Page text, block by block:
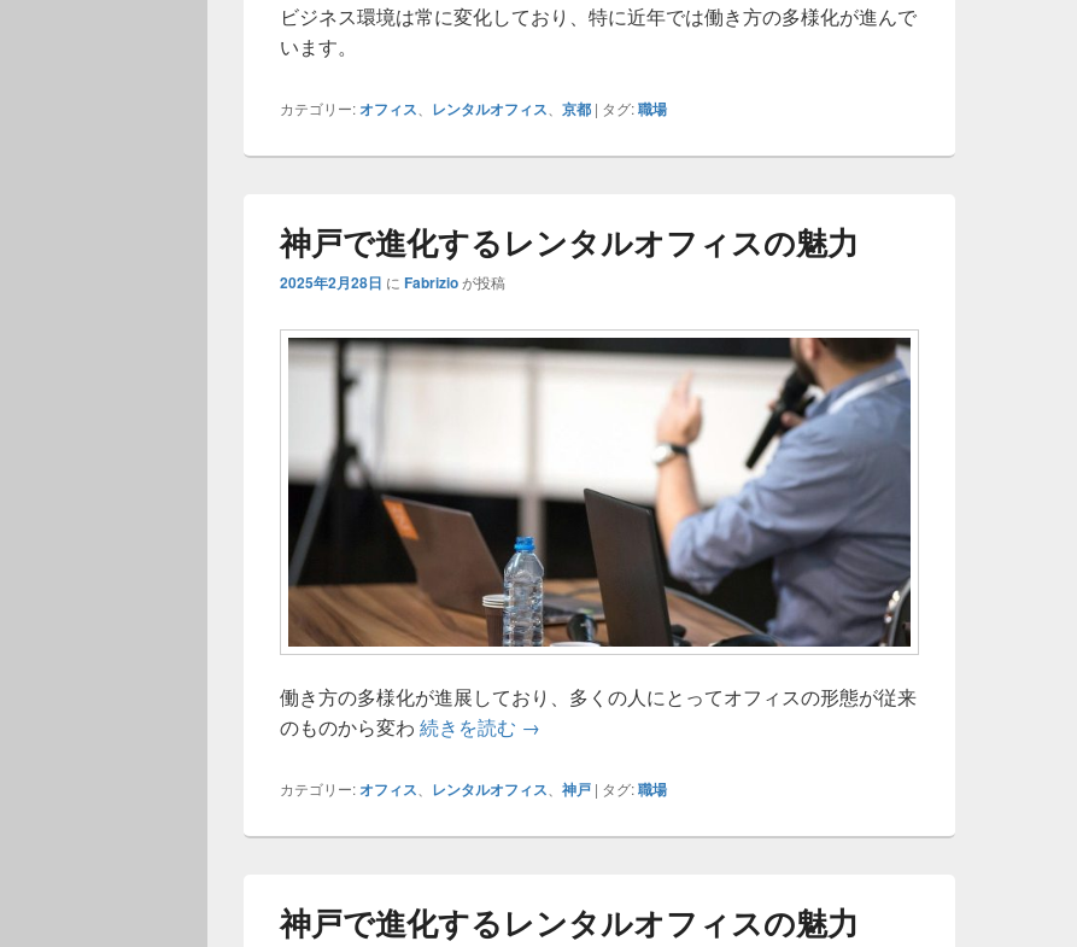
ビジネス環境は常に変化しており、特に近年では働き方の多様化が進んで
います。
カテゴリー:オフィス レンタルオフィス 京都 | タグ:職場
神戸で進化するレンタルオフィスの魅力
2025年2月28日 に Fabrizioが投稿
働き方の多様化が進展しており、多くの人にとってオフィスの形態が従来
のものから変わ 続きを読む 神戸で進化するレンタルオフィスの魅力
→
カテゴリー:オフィス レンタルオフィス 神戸 | タグ:職場
神戸で進化するレンタルオフィスの魅力